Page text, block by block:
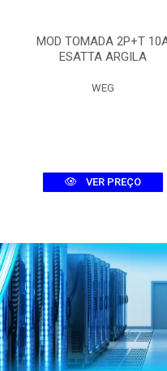
MOD TOMADA 2P+T
ESATTA ARGILA
WEG
VER PREÇO